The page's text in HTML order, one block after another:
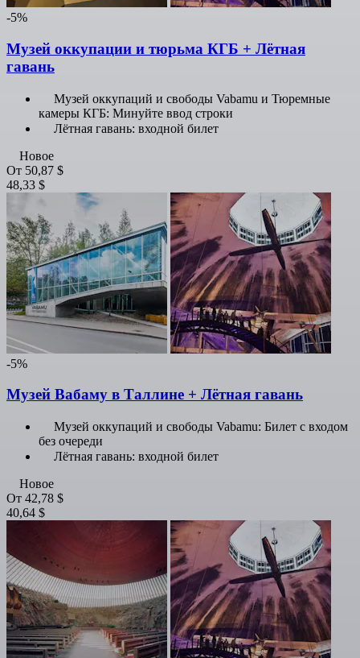
-5%
Музей оккупации и тюрьма КГБ + Лётная
гавань
Музей оккупаций и свободы Vabamu и Тюремные
камеры КГБ: Минуйте ввод строки
Лётная гавань: входной билет
Новое
От 50,87 $
48,33 $
-5%
Музей Вабаму в Таллине + Лётная гавань
Музей оккупаций и свободы Vabamu: Билет с входом
без очереди
Лётная гавань: входной билет
Новое
От 42,78 $
40,64 $